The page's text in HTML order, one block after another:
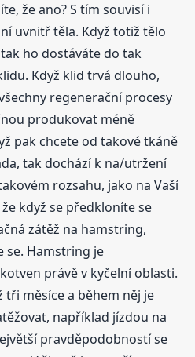
že ano? S tím souvisí i
uvnitř těla. Když totiž tělo
ho dostáváte do tak
Když klid trvá dlouho,
regenerační procesy
produkovat méně
pak chcete od takové tkáně
tak dochází k na/utržení
rozsahu, jako na Vaší
když se předkloníte se
zátěž na hamstring,
se. Hamstring je
právě v kyčelní oblasti.
měsíce a během něj je
například jízdou na
pravděpodobností se